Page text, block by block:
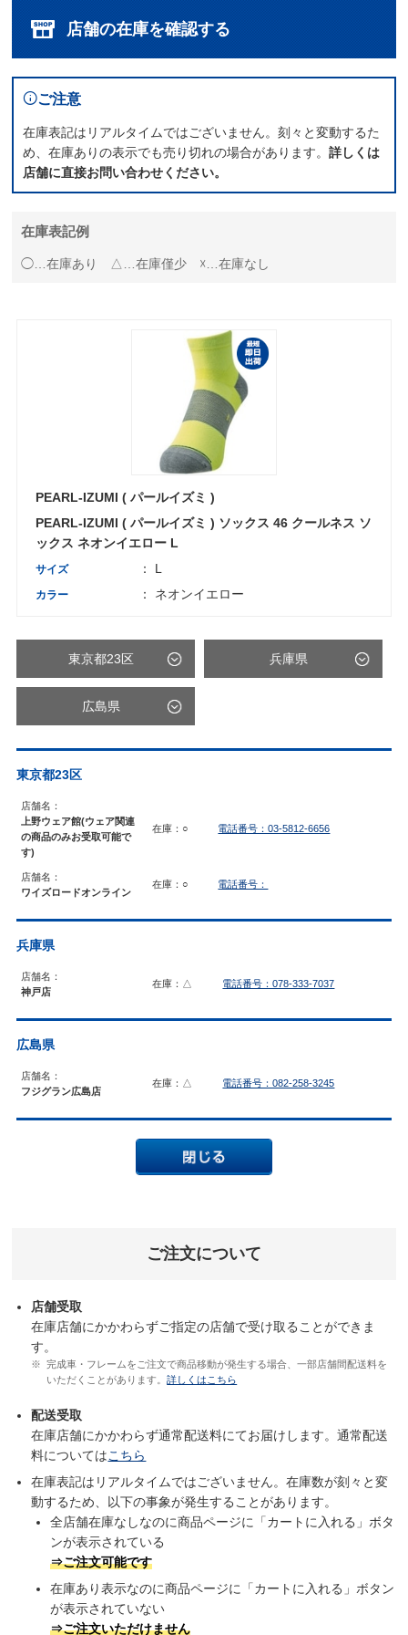
店舗の在庫を確認する
ご注意
在庫表記はリアルタイムではございません。刻々と変動するた
め、在庫ありの表示でも売り切れの場合があります。詳しくは
店舗に直接お問い合わせください。
在庫表記例
◯…在庫あり △…在庫僅少 ☓…在庫なし
PEARL-IZUMI ( パールイズミ )
PEARL-IZUMI ( パールイズミ ) ソックス 46 クールネス ソ
ックス ネオンイエロー L
サイズ ： L
カラー ： ネオンイエロー
東京都23区 兵庫県
広島県
東京都23区
店舗名：
上野ウェア館(ウェア関連
の商品のみお受取可能で
す)
在庫：○ 電話番号：03-5812-6656
店舗名：
ワイズロードオンライン
在庫：○ 電話番号：
兵庫県
店舗名：
神戸店
在庫：△ 電話番号：078-333-7037
広島県
店舗名：
フジグラン広島店
在庫：△ 電話番号：082-258-3245
ご注文について
店舗受取
在庫店舗にかかわらずご指定の店舗で受け取ることができま
す。
完成車・フレームをご注文で商品移動が発生する場合、一部店舗間配送料を
いただくことがあります。詳しくはこちら
配送受取
在庫店舗にかかわらず通常配送料にてお届けします。通常配送
料についてはこちら
在庫表記はリアルタイムではございません。在庫数が刻々と変
動するため、以下の事象が発生することがあります。
全店舗在庫なしなのに商品ページに「カートに入れる」ボタ
ンが表示されている
⇒ご注文可能です
在庫あり表示なのに商品ページに「カートに入れる」ボタン
が表示されていない
⇒ご注文いただけません